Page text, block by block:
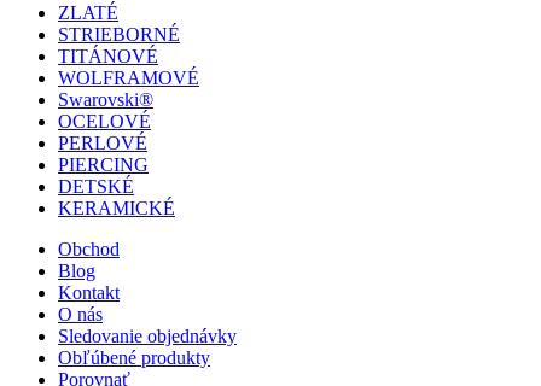
ZLATÉ
STRIEBORNÉ
TITÁNOVÉ
WOLFRAMOVÉ
Swarovski®
OCELOVÉ
PERLOVÉ
PIERCING
DETSKÉ
KERAMICKÉ
Obchod
Blog
Kontakt
O nás
Sledovanie objednávky
Obľúbené produkty
Porovnať